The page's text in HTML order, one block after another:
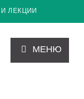
ЛЕКЦИИ
МЕНЮ